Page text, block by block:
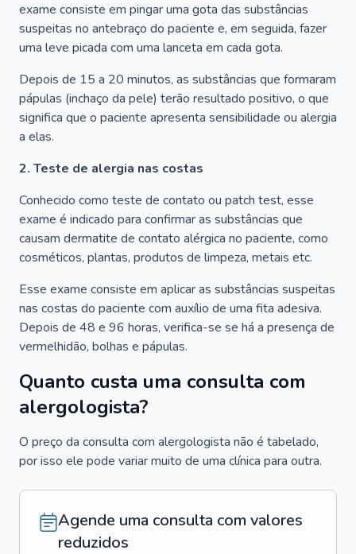
exame consiste em pingar uma gota das substâncias
suspeitas no antebraço do paciente e, em seguida, fazer
uma leve picada com uma lanceta em cada gota.
Depois de 15 a 20 minutos, as substâncias que formaram
pápulas (inchaço da pele) terão resultado positivo, o que
significa que o paciente apresenta sensibilidade ou alergia
a elas.
2. Teste de alergia nas costas
Conhecido como teste de contato ou patch test, esse
exame é indicado para confirmar as substâncias que
causam dermatite de contato alérgica no paciente, como
cosméticos, plantas, produtos de limpeza, metais etc.
Esse exame consiste em aplicar as substâncias suspeitas
nas costas do paciente com auxílio de uma fita adesiva.
Depois de 48 e 96 horas, verifica-se se há a presença de
vermelhidão, bolhas e pápulas.
Quanto custa uma consulta com
alergologista?
O preço da consulta com alergologista não é tabelado,
por isso ele pode variar muito de uma clínica para outra.
Agende uma consulta com valores
reduzidos